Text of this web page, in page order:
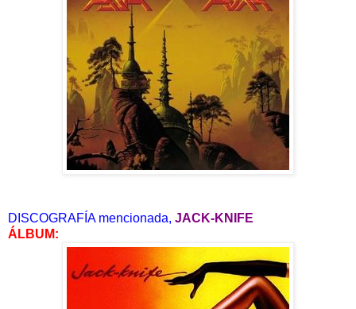
DISCOGRAFÍA mencionada, JACK-KNIFE
ÁLBUM: